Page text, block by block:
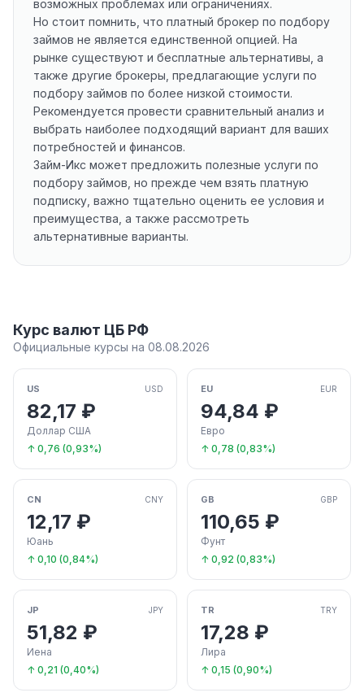
возможных проблемах или ограничениях.
Но стоит помнить, что платный брокер по подбору
займов не является единственной опцией. На
рынке существуют и бесплатные альтернативы, а
также другие брокеры, предлагающие услуги по
подбору займов по более низкой стоимости.
Рекомендуется провести сравнительный анализ и
выбрать наиболее подходящий вариант для ваших
потребностей и финансов.
Займ-Икс может предложить полезные услуги по
подбору займов, но прежде чем взять платную
подписку, важно тщательно оценить ее условия и
преимущества, а также рассмотреть
альтернативные варианты.
Курс валют ЦБ РФ
Официальные курсы на 08.08.2026
US USD
82,17 ₽
Доллар США
↑ 0,76 (0,93%)
EU EUR
94,84 ₽
Евро
↑ 0,78 (0,83%)
CN CNY
12,17 ₽
Юань
↑ 0,10 (0,84%)
GB GBP
110,65 ₽
Фунт
↑ 0,92 (0,83%)
JP JPY
51,82 ₽
Иена
↑ 0,21 (0,40%)
TR TRY
17,28 ₽
Лира
↑ 0,15 (0,90%)